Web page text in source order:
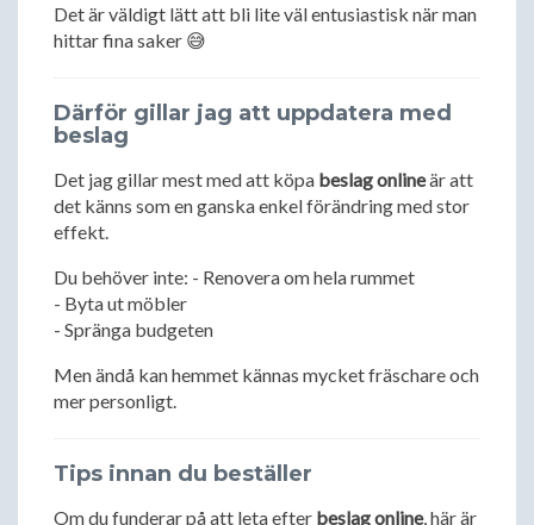
Det är väldigt lätt att bli lite väl entusiastisk när man
hittar fina saker 😅
Därför gillar jag att uppdatera med
beslag
Det jag gillar mest med att köpa beslag onlineär att
det känns som en ganska enkel förändring med stor
effekt.
Du behöver inte: - Renovera om hela rummet
- Byta ut möbler
- Spränga budgeten
Men ändå kan hemmet kännas mycket fräschare och
mer personligt.
Tips innan du beställer
Om du funderar på att leta efter beslag online, här är